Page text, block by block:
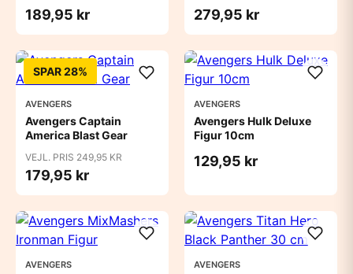
189,95 kr 279,95 kr
SPAR 28%
AVENGERS
Avengers Captain
America Blast Gear
VEJL. PRIS 249,95 KR
179,95 kr
AVENGERS
Avengers Hulk Deluxe
Figur 10cm
129,95 kr
AVENGERS AVENGERS